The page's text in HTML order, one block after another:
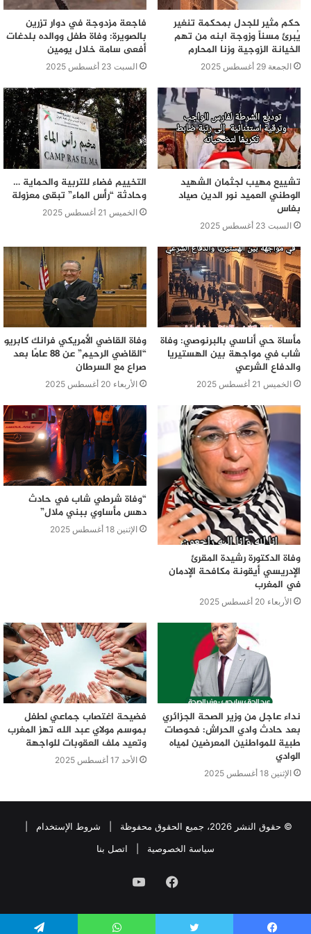
حكم مثير للجدل بمحكمة تنغير
يُبرئ مسناً وزوجة ابنه من تهم
الخيانة الزوجية وزنا المحارم
الجمعة 29 أغسطس 2025
فاجعة مزدوجة في دوار تزرين
بالصويرة: وفاة طفل ووالده بلدغات
أفعى سامة خلال يومين
السبت 23 أغسطس 2025
تشييع مهيب لجثمان الشهيد
الوطني العميد نور الدين صياد
بفاس
السبت 23 أغسطس 2025
التخييم فضاء للتربية والحماية …
وحادثة “رأس الماء” تبقى معزولة
الخميس 21 أغسطس 2025
مأساة حي أناسي بالبرنوصي: وفاة
شاب في مواجهة بين الهستيريا
والدفاع الشرعي
الخميس 21 أغسطس 2025
وفاة القاضي الأمريكي فرانك كابريو
“القاضي الرحيم” عن 88 عامًا بعد
صراع مع السرطان
الأربعاء 20 أغسطس 2025
وفاة الدكتورة رشيدة المقرئ
الإدريسي أيقونة مكافحة الإدمان
في المغرب
الأربعاء 20 أغسطس 2025
“وفاة شرطي شاب في حادث
دهس مأساوي ببني ملال”
الإثنين 18 أغسطس 2025
نداء عاجل من وزير الصحة الجزائري
بعد حادث وادي الحراش: فحوصات
طبية للمواطنين المعرضين لمياه
الوادي
الإثنين 18 أغسطس 2025
فضيحة اغتصاب جماعي لطفل
بموسم مولاي عبد الله تهز المغرب
وتعيد ملف العقوبات للواجهة
الأحد 17 أغسطس 2025
© حقوق النشر 2026، جميع الحقوق محفوظة | شروط الإستخدام
سياسة الخصوصية
اتصل بنا
فيسبوكيوتيوب